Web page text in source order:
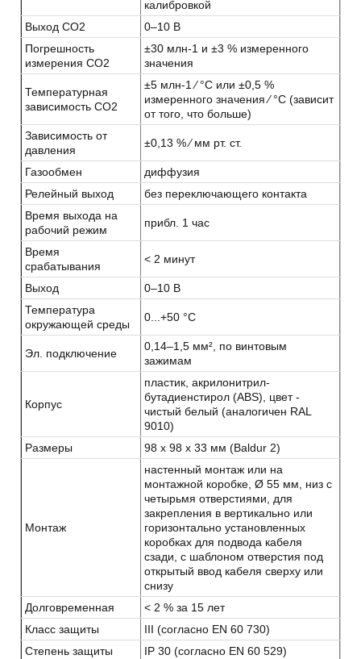
калибровкой
Выход CO2
0–10 B
Погрешность
измерения CO2
±30 млн-1 и ±3 % измеренного
значения
Температурная
зависимость CO2
±5 млн-1 ⁄ °C или ±0,5 %
измеренного значения ⁄ °C (зависит
от того, что больше)
Зависимость от
давления
±0,13 % ⁄ мм рт. ст.
Газообмен
диффузия
Релейный выход
без переключающего контакта
Время выхода на
рабочий режим
прибл. 1 час
Время
срабатывания
< 2 минут
Выход
0–10 B
Температура
окружающей среды
0...+50 °C
Эл. подключение
0,14–1,5 мм², по винтовым
зажимам
Корпус
пластик, акрилонитрил-
бутадиенстирол (ABS), цвет -
чистый белый (аналогичен RAL
9010)
Размеры
98 x 98 x 33 мм (Baldur 2)
Монтаж
настенный монтаж или на
монтажной коробке, Ø 55 мм, низ с
четырьмя отверстиями, для
закрепления в вертикально или
горизонтально установленных
коробках для подвода кабеля
сзади, с шаблоном отверстия под
открытый ввод кабеля сверху или
снизу
Долговременная
< 2 % за 15 лет
Класс защиты
III (согласно EN 60 730)
Степень защиты
IP 30 (согласно EN 60 529)